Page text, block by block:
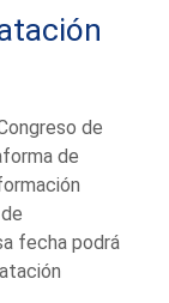
de
de
fecha podrá